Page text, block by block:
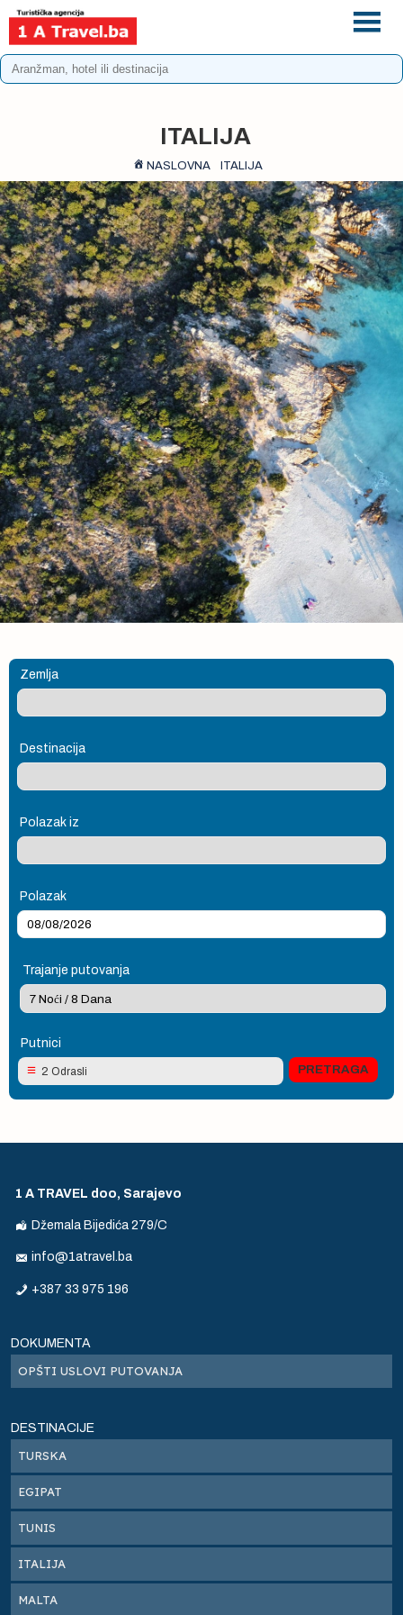
ITALIJA
NASLOVNA ITALIJA
Zemlja
Destinacija
Polazak iz
Polazak
Trajanje putovanja
Putnici
2 Odrasli
1 A TRAVEL doo, Sarajevo
Džemala Bijedića 279/C
info@1atravel.ba
+387 33 975 196
DOKUMENTA
OPŠTI USLOVI PUTOVANJA
DESTINACIJE
TURSKA
EGIPAT
TUNIS
ITALIJA
MALTA